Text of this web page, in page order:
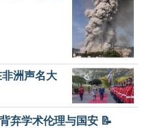
洲声名大
弃学术伦理与国安 📝